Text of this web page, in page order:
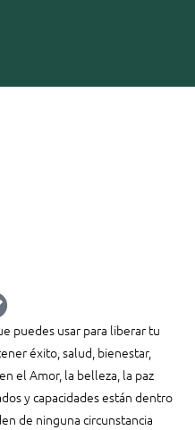
puedes usar para liberar tu
éxito, salud, bienestar,
el Amor, la belleza, la paz
y capacidades están dentro
de ninguna circunstancia